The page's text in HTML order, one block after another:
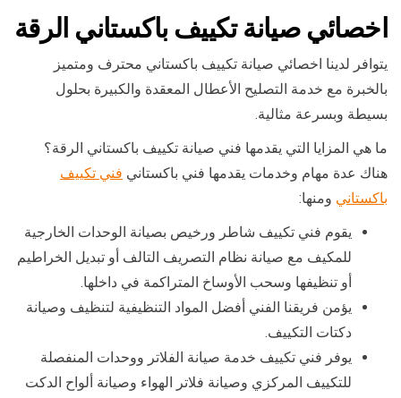
اخصائي صيانة تكييف باكستاني الرقة
يتوافر لدينا اخصائي صيانة تكييف باكستاني محترف ومتميز
بالخبرة مع خدمة التصليح الأعطال المعقدة والكبيرة بحلول
بسيطة وبسرعة مثالية.
ما هي المزايا التي يقدمها فني صيانة تكييف باكستاني الرقة؟
هناك عدة مهام وخدمات يقدمها فني باكستاني فني تكييف
باكستاني ومنها:
يقوم فني تكييف شاطر ورخيص بصيانة الوحدات الخارجية
للمكيف مع صيانة نظام التصريف التالف أو تبديل الخراطيم
أو تنظيفها وسحب الأوساخ المتراكمة في داخلها.
يؤمن فريقنا الفني أفضل المواد التنظيفية لتنظيف وصيانة
دكتات التكييف.
يوفر فني تكييف خدمة صيانة الفلاتر ووحدات المنفصلة
للتكييف المركزي وصيانة فلاتر الهواء وصيانة ألواح الدكت